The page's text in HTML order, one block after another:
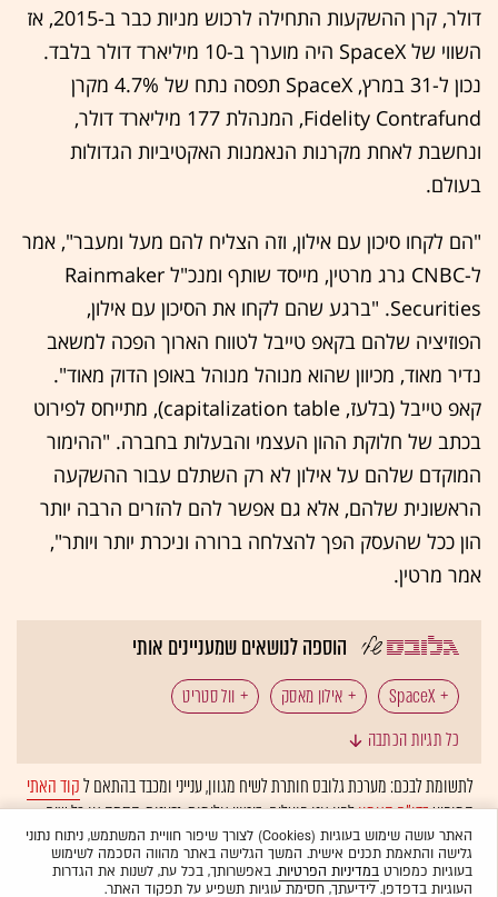
דולר, קרן ההשקעות התחילה לרכוש מניות כבר ב-2015, אז
השווי של SpaceX היה מוערך ב-10 מיליארד דולר בלבד.
נכון ל-31 במרץ, SpaceX תפסה נתח של 4.7% מקרן
Fidelity Contrafund, המנהלת 177 מיליארד דולר,
ונחשבת לאחת מקרנות הנאמנות האקטיביות הגדולות
בעולם.
"הם לקחו סיכון עם אילון, וזה הצליח להם מעל ומעבר", אמר
ל-CNBC גרג מרטין, מייסד שותף ומנכ"ל Rainmaker
Securities. "ברגע שהם לקחו את הסיכון עם אילון,
הפוזיציה שלהם בקאפ טייבל לטווח הארוך הפכה למשאב
נדיר מאוד, מכיוון שהוא מנוהל מנוהל באופן הדוק מאוד".
קאפ טייבל (בלעז, capitalization table), מתייחס לפירוט
בכתב של חלוקת ההון העצמי והבעלות בחברה. "ההימור
המוקדם שלהם על אילון לא רק השתלם עבור ההשקעה
הראשונית שלהם, אלא גם אפשר להם להזרים הרבה יותר
הון ככל שהעסק הפך להצלחה ברורה וניכרת יותר ויותר",
אמר מרטין.
הוספה לנושאים שמעניינים אותי
SpaceX אילון מאסק וול סטריט
הנפקה ראשונית לציבור
כל תגיות הכתבה
לתשומת לבכם: מערכת גלובס חותרת לשיח מגוון, ענייני ומכבד בהתאם לקוד האתי
המופיעבדו"ח האמוןלפיו אנו פועלים. ביטויי אלימות, גזענות, הסתה או כל שיח
בלתי הולם אחר מסוננים בצורהאוטומטיתולא יפורסמו באתר.
האתר עושה שימוש בעוגיות (Cookies) לצורך שיפור חוויית המשתמש, ניתוח נתוני
גלישה והתאמת תכנים אישית. המשך הגלישה באתר מהווה הסכמה לשימוש
בעוגיות כמפורטבמדיניות הפרטיות. באפשרותך, בכל עת, לשנות את הגדרות
העוגיות בדפדפן. לידיעתך, חסימת עוגיות תשפיע על תפקוד האתר.